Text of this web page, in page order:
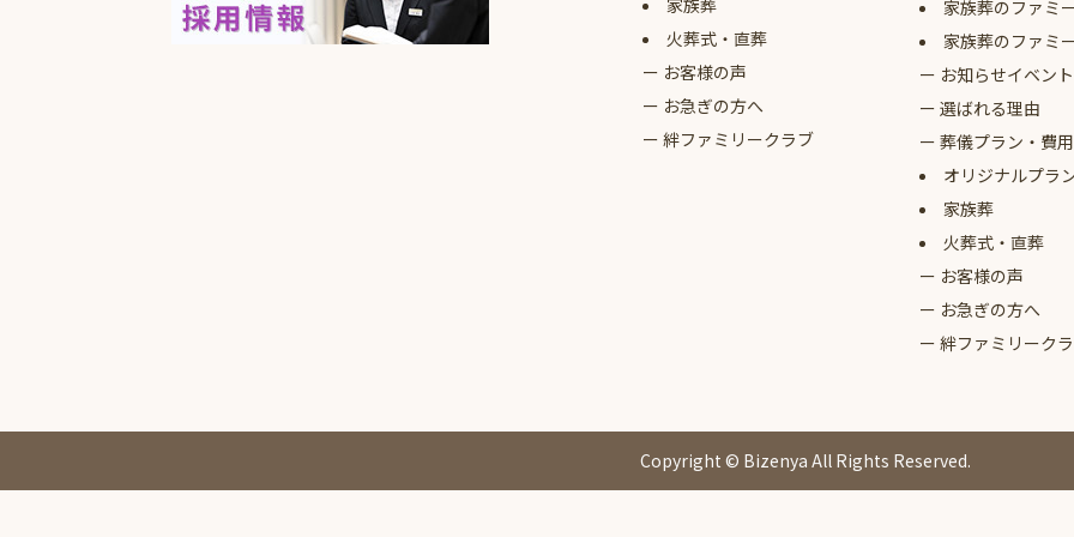
家族葬
火葬式・直葬
お客様の声
お急ぎの方へ
絆ファミリークラブ
家族葬のファミ
家族葬のファミ
お知らせイベント
選ばれる理由
葬儀プラン・費用
オリジナルプラ
家族葬
火葬式・直葬
お客様の声
お急ぎの方へ
絆ファミリーク
Copyright © Bizenya All Rights Reserved.